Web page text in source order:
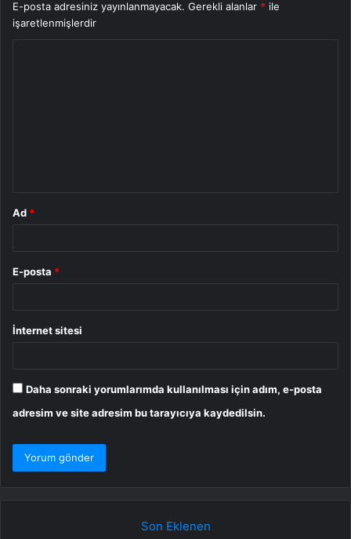
E-posta adresiniz yayınlanmayacak. Gerekli alanlar * ile
işaretlenmişlerdir
Ad *
E-posta *
İnternet sitesi
Daha sonraki yorumlarımda kullanılması için adım, e-posta
adresim ve site adresim bu tarayıcıya kaydedilsin.
Son Eklenen